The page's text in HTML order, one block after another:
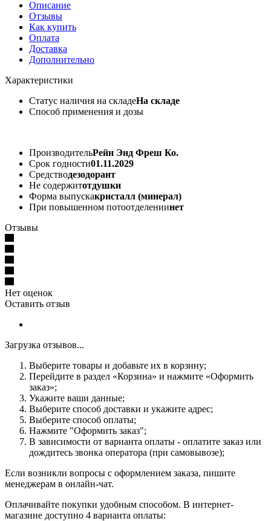
Описание
Отзывы
Как купить
Оплата
Доставка
Дополнительно
Характеристики
Статус наличия на складеНа складе
Способ применения и дозы
ПроизводительРейн Энд Фреш Ко.
Срок годности01.11.2029
Средстводезодорант
Не содержитотдушки
Форма выпускакристалл (минерал)
При повышенном потоотделениинет
Отзывы
Нет оценок
Оставить отзыв
Загрузка отзывов...
Выберите товары и добавьте их в корзину;
Перейдите в раздел «Корзина» и нажмите «Оформить
заказ»;
Укажите ваши данные;
Выберите способ доставки и укажите адрес;
Выберите способ оплаты;
Нажмите "Оформить заказ";
В зависимости от варианта оплаты - оплатите заказ или
дождитесь звонка оператора (при самовывозе);
Если возникли вопросы с оформлением заказа, пишите
менеджерам в онлайн-чат.
Оплачивайте покупки удобным способом. В интернет-
магазине доступно 4 варианта оплаты: